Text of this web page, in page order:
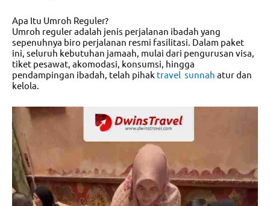
Apa Itu Umroh Reguler?
Umroh reguler adalah jenis perjalanan ibadah yang
sepenuhnya biro perjalanan resmi fasilitasi. Dalam paket
ini, seluruh kebutuhan jamaah, mulai dari pengurusan visa,
tiket pesawat, akomodasi, konsumsi, hingga
pendampingan ibadah, telah pihak travel sunnah atur dan
kelola.